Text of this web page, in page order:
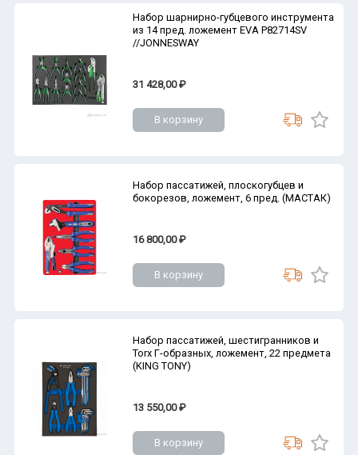
Набор шарнирно-губцевого инструмента
из 14 пред. ложемент EVA P82714SV
//JONNESWAY
31 428,00 ₽
В корзину
Набор пассатижей, плоскогубцев и
бокорезов, ложемент, 6 пред. (МАСТАК)
16 800,00 ₽
В корзину
Набор пассатижей, шестигранников и
Torx Г-образных, ложемент, 22 предмета
(KING TONY)
13 550,00 ₽
В корзину